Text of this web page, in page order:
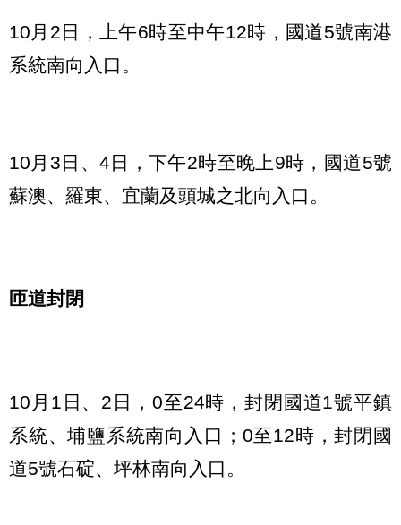
10月2日，上午6時至中午12時，國道5號南港
系統南向入口。
10月3日、4日，下午2時至晚上9時，國道5號
蘇澳、羅東、宜蘭及頭城之北向入口。
匝道封閉
10月1日、2日，0至24時，封閉國道1號平鎮
系統、埔鹽系統南向入口；0至12時，封閉國
道5號石碇、坪林南向入口。